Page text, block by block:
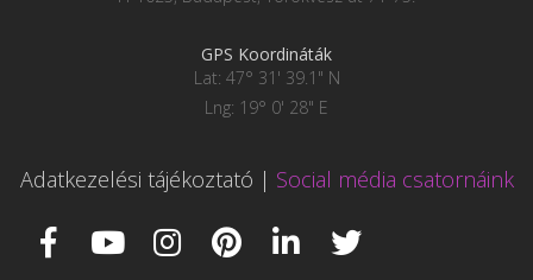
GPS Koordináták
Lat: 47° 31' 39.1" N
Lng: 19° 0' 28" E
Adatkezelési tájékoztató | Social média csatornáink